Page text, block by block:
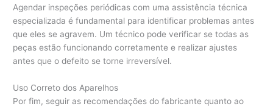
Agendar inspeções periódicas com uma assistência técnica
especializada é fundamental para identificar problemas antes
que eles se agravem. Um técnico pode verificar se todas as
peças estão funcionando corretamente e realizar ajustes
antes que o defeito se torne irreversível.
Uso Correto dos Aparelhos
Por fim, seguir as recomendações do fabricante quanto ao